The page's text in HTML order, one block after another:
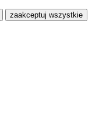
zaakceptuj wszystkie